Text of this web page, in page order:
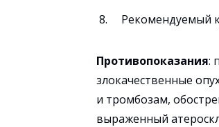
Рекомендуемый
Противопоказания:
злокачественные
и тромбозам,
выраженный